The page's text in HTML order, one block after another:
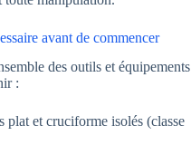
avant de commencer
des outils et équipements
:
plat et cruciforme isolés (classe